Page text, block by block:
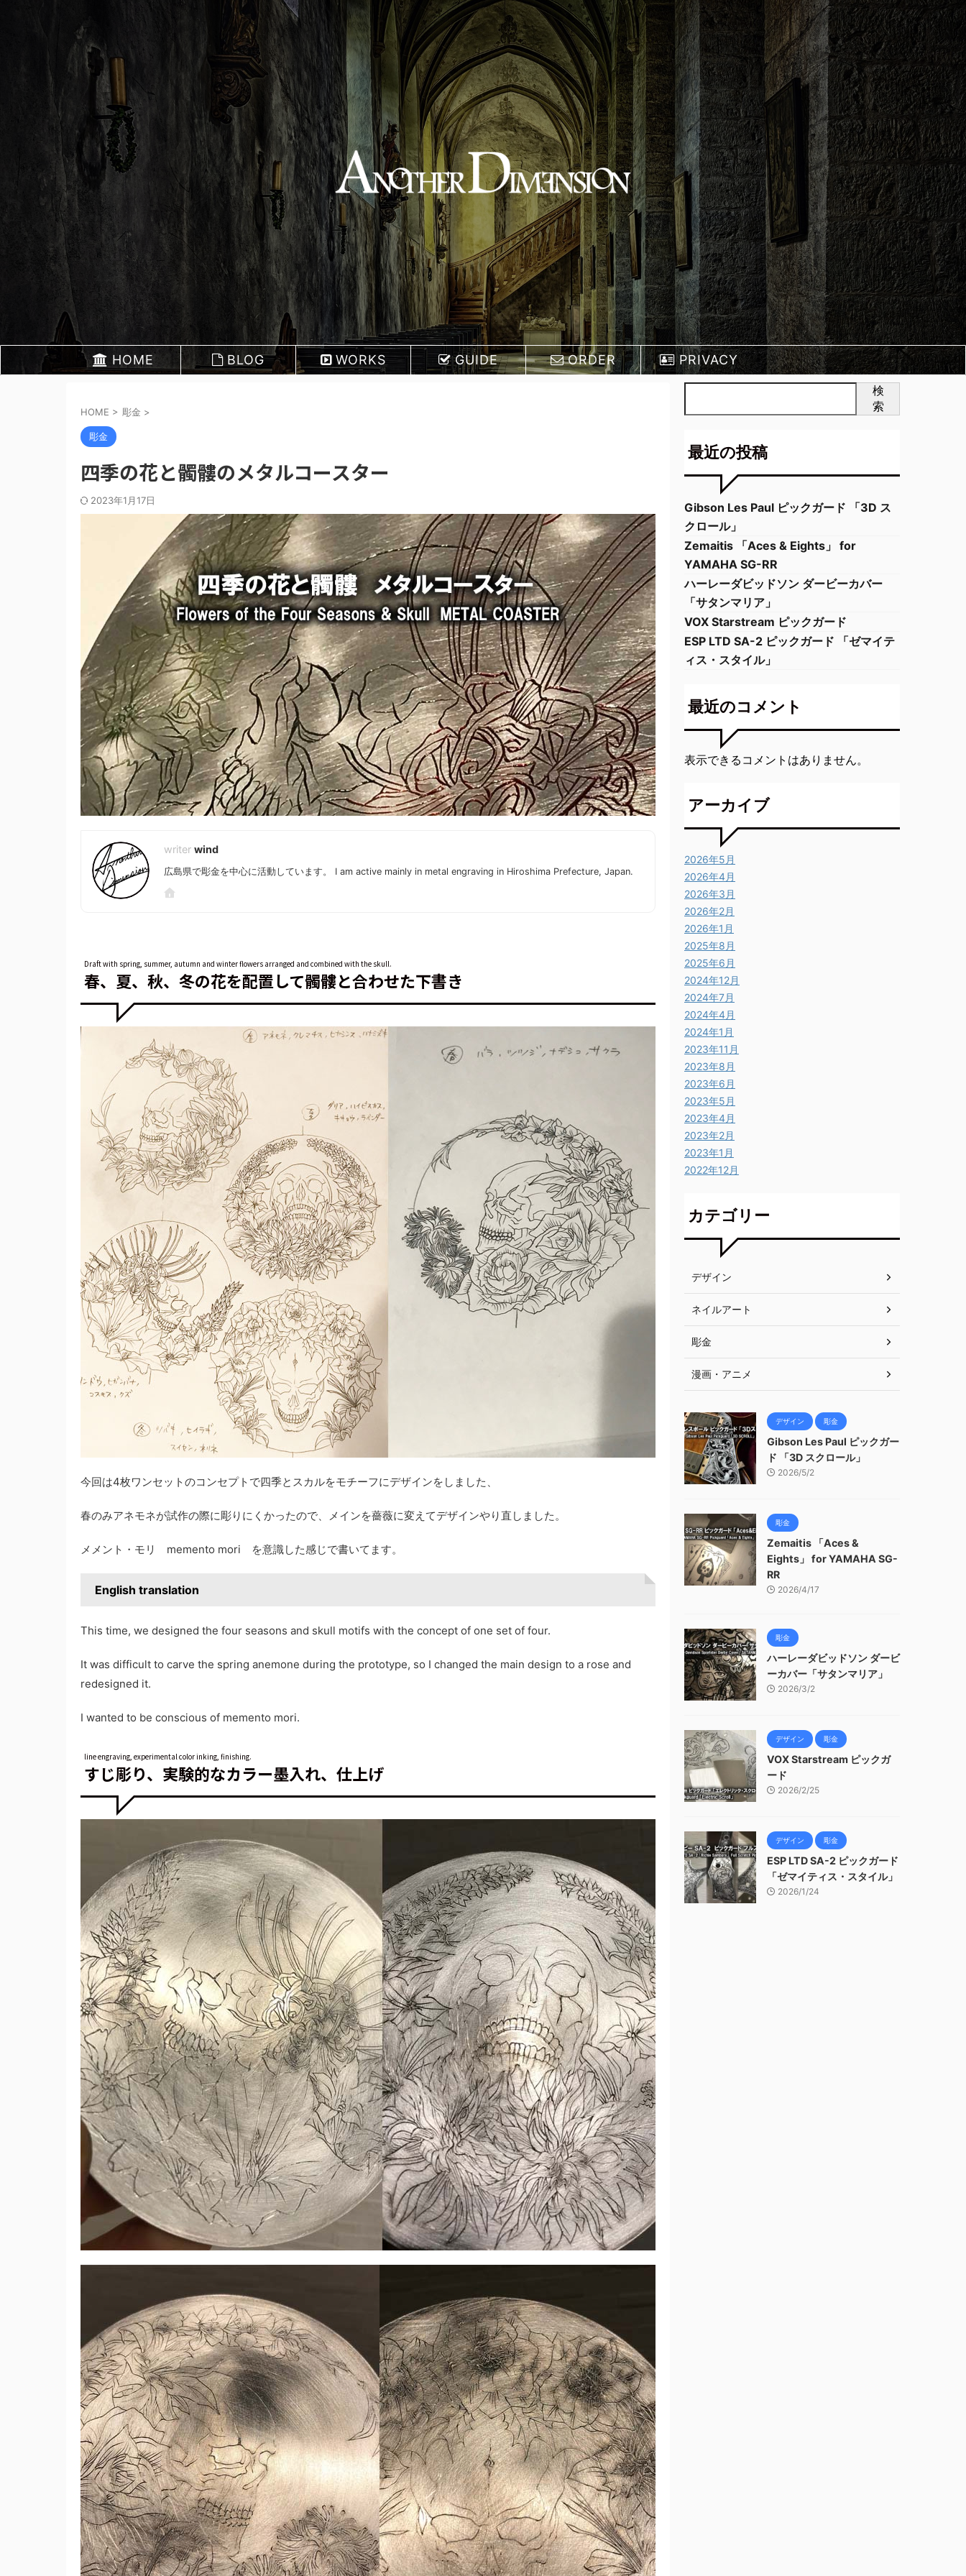
HOME BLOG WORKS GUIDE ORDER
PRIVACY
POLICY
HOME > 彫金 >
彫金
四季の花と髑髏のメタルコースター
2023年1月17日
wind
広島県で彫金を中心に活動しています。 I am active mainly in metal engraving in Hiroshima Prefecture, Japan.
Draft with spring, summer, autumn and winter flowers arranged and combined with the skull.
春、夏、秋、冬の花を配置して髑髏と合わせた下書き
今回は4枚ワンセットのコンセプトで四季とスカルをモチーフにデザインをしました、
春のみアネモネが試作の際に彫りにくかったので、メインを薔薇に変えてデザインやり直しました。
メメント・モリ memento mori を意識した感じで書いてます。
English translation
This time, we designed the four seasons and skull motifs with the concept of one set of four.
It was difficult to carve the spring anemone during the prototype, so I changed the main design to a rose and
redesigned it.
I wanted to be conscious of memento mori.
line engraving, experimental color inking, finishing.
すじ彫り、実験的なカラー墨入れ、仕上げ
検
索
最近の投稿
Gibson Les Paul ピックガード 「3D ス
クロール」
Zemaitis 「Aces & Eights」 for
YAMAHA SG-RR
ハーレーダビッドソン ダービーカバー
「サタンマリア」
VOX Starstream ピックガード
ESP LTD SA-2 ピックガード 「ゼマイテ
ィス・スタイル」
最近のコメント
表示できるコメントはありません。
アーカイブ
2026年5月
2026年4月
2026年3月
2026年2月
2026年1月
2025年8月
2025年6月
2024年12月
2024年7月
2024年4月
2024年1月
2023年11月
2023年8月
2023年6月
2023年5月
2023年4月
2023年2月
2023年1月
2022年12月
カテゴリー
デザイン
ネイルアート
彫金
漫画・アニメ
デザイン 彫金
Gibson Les Paul ピックガー
ド 「3D スクロール」
2026/5/2
彫金
Zemaitis 「Aces &
Eights」 for YAMAHA SG-
RR
2026/4/17
彫金
ハーレーダビッドソン ダービ
ーカバー「サタンマリア」
2026/3/2
デザイン 彫金
VOX Starstream ピックガ
ード
2026/2/25
デザイン 彫金
ESP LTD SA-2 ピックガード
「ゼマイティス・スタイル」
2026/1/24